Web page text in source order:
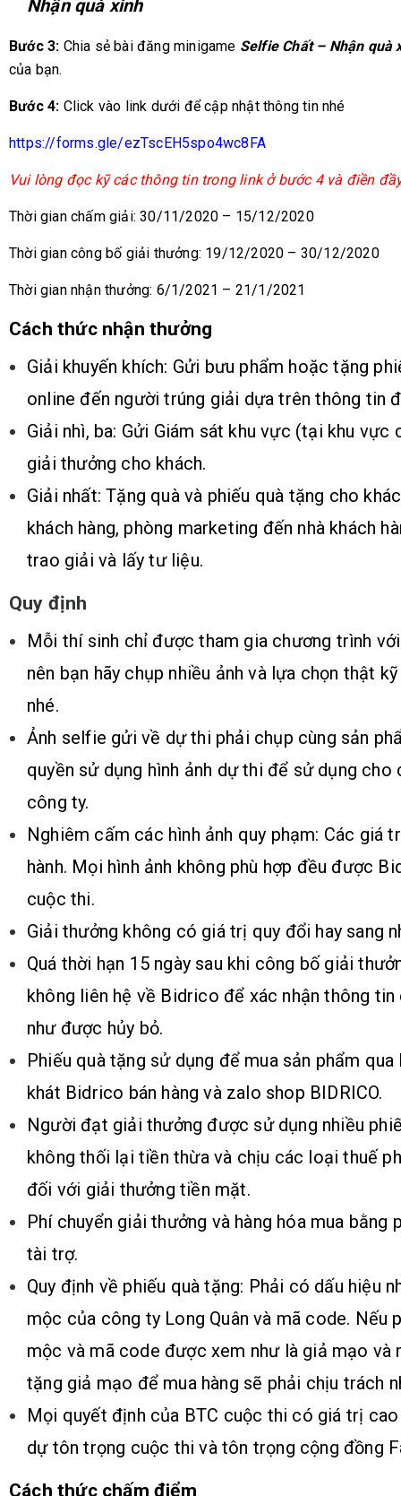
Nhận quà xinh
Bước 3: Chia sẻ bài đăng minigame Selfie Chất – Nhận quà
của bạn.
Bước 4: Click vào link dưới để cập nhật thông tin nhé
https://forms.gle/ezTscEH5spo4wc8FA
Vui lòng đọc kỹ các thông tin trong link ở bước 4 và điền
Thời gian chấm giải: 30/11/2020 – 15/12/2020
Thời gian công bố giải thưởng: 19/12/2020 – 30/12/2020
Thời gian nhận thưởng: 6/1/2021 – 21/1/2021
Cách thức nhận thưởng
Giải khuyến khích: Gửi bưu phẩm hoặc tặng
online đến người trúng giải dựa trên thông tin
Giải nhì, ba: Gửi Giám sát khu vực (tại khu
giải thưởng cho khách.
Giải nhất: Tặng quà và phiếu quà tặng cho
khách hàng, phòng marketing đến nhà khách
trao giải và lấy tư liệu.
Quy định
Mỗi thí sinh chỉ được tham gia chương trình
nên bạn hãy chụp nhiều ảnh và lựa chọn thật
nhé.
Ảnh selfie gửi về dự thi phải chụp cùng sản
quyền sử dụng hình ảnh dự thi để sử dụng
công ty.
Nghiêm cấm các hình ảnh quy phạm: Các giá
hành. Mọi hình ảnh không phù hợp đều được
cuộc thi.
Giải thưởng không có giá trị quy đổi hay sang
Quá thời hạn 15 ngày sau khi công bố giải
không liên hệ về Bidrico để xác nhận thông
như được hủy bỏ.
Phiếu quà tặng sử dụng để mua sản phẩm
khát Bidrico bán hàng và zalo shop BIDRICO.
Người đạt giải thưởng được sử dụng nhiều
không thối lại tiền thừa và chịu các loại thuế
đối với giải thưởng tiền mặt.
Phí chuyển giải thưởng và hàng hóa mua bằng
tài trợ.
Quy định về phiếu quà tặng: Phải có dấu hiệu
mộc của công ty Long Quân và mã code. Nếu
mộc và mã code được xem như là giả mạo và
tặng giả mạo để mua hàng sẽ phải chịu trách
Mọi quyết định của BTC cuộc thi có giá trị
dự tôn trọng cuộc thi và tôn trọng cộng đồng
Cách thức chấm điểm